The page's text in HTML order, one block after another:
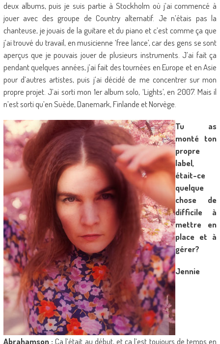
deux albums, puis je suis partie à Stockholm où j’ai commencé à
jouer avec des groupe de Country alternatif. Je n’étais pas la
chanteuse, je jouais de la guitare et du piano et c’est comme ça que
j’ai trouvé du travail, en musicienne ‘free lance’, car des gens se sont
aperçus que je pouvais jouer de plusieurs instruments. J’ai fait ça
pendant quelques années, j’ai fait des tournées en Europe et en Asie
pour d’autres artistes, puis j’ai décidé de me concentrer sur mon
propre projet. J’ai sorti mon 1er album solo, ‘Lights’, en 2007. Mais il
n’est sorti qu’en Suède, Danemark, Finlande et Norvège.
Tu as
monté ton
propre
label,
était-ce
quelque
chose de
difficile à
mettre en
place et à
gérer?
Jennie
Abrahamson : Ca l’était au début, et ça l’est toujours de temps en